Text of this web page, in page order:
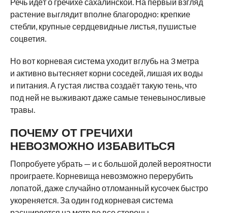
растение выглядит вполне благородно: крепкие
стебли, крупные сердцевидные листья, пушистые
соцветия.
Но вот корневая система уходит вглубь на 3 метра
и активно вытесняет корни соседей, лишая их воды
и питания. А густая листва создаёт такую тень, что
под ней не выживают даже самые теневыносливые
травы.
ПОЧЕМУ ОТ ГРЕЧИХИ
НЕВОЗМОЖНО ИЗБАВИТЬСЯ
Попробуете убрать — и с большой долей вероятности
проиграете. Корневища невозможно перерубить
лопатой, даже случайно отломанный кусочек быстро
укореняется. За один год корневая система